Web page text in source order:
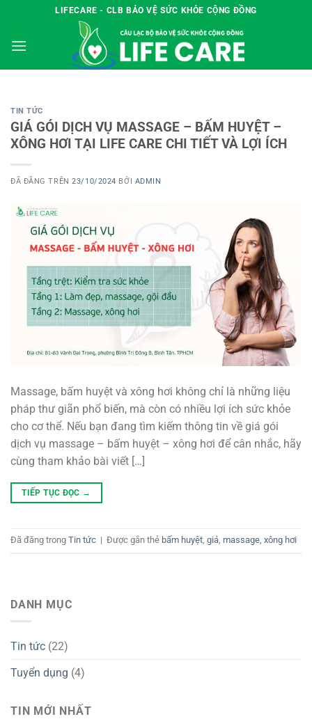
nội
LIFECARE - CLB BẢO VỆ SỨC KHỎE CỘNG ĐỒNG
TIN TỨC
GIÁ GÓI DỊCH VỤ MASSAGE – BẤM HUYỆT –
XÔNG HƠI TẠI LIFE CARE CHI TIẾT VÀ LỢI ÍCH
ĐÃ ĐĂNG TRÊN23/10/2024 BỞI ADMIN
Massage, bấm huyệt và xông hơi không chỉ là những liệu
pháp thư giãn phổ biến, mà còn có nhiều lợi ích sức khỏe
cho cơ thể. Nếu bạn đang tìm kiếm thông tin về giá gói
dịch vụ massage – bấm huyệt – xông hơi để cân nhắc, hãy
cùng tham khảo bài viết […]
TIẾP TỤC ĐỌC →
Đã đăng trong Tin tức | Được gắn thẻ bấm huyệt, giá, massage, xông hơi
DANH MỤC
Tin tức (22)
Tuyển dụng (4)
TIN MỚI NHẤT